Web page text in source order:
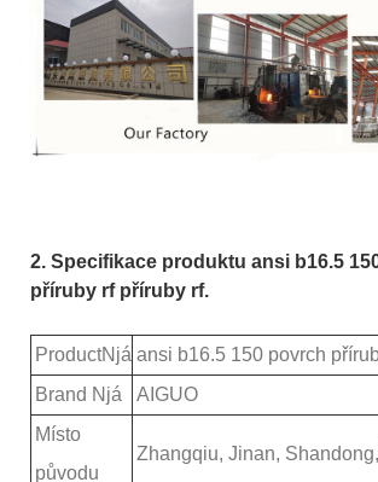
2. Specifikace produktu ansi b16.5
příruby rf příruby rf.
ProductN já ansi b16.5 150 povrch
Brand Njá
AIGUO
Místo
původu
Zhangqiu, Jinan, Shandong,